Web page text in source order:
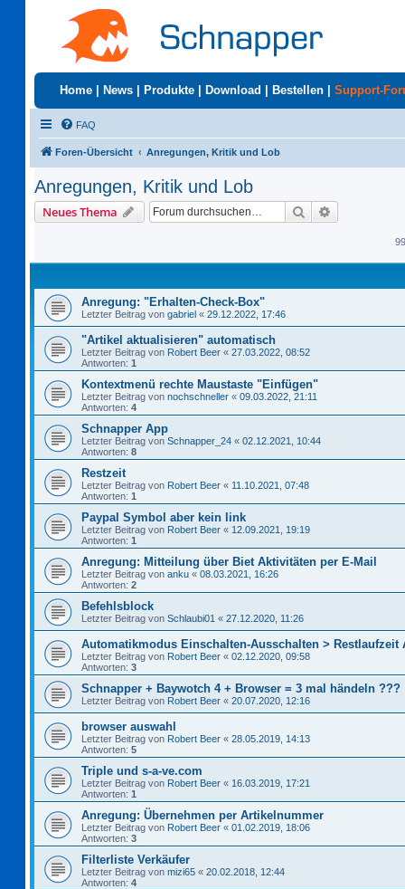
Home News Produkte Download Bestellen Support-
FAQ
Foren-Übersicht Anregungen, Kritik und Lob
Anregungen, Kritik und Lob
Neues Thema Suche
Anregung: "Erhalten-Check-Box"
Letzter Beitrag von gabriel « 29.12.2022, 17:46
"Artikel aktualisieren" automatisch
Letzter Beitrag von Robert Beer « 27.03.2022, 08:52
Antworten: 1
Kontextmenü rechte Maustaste "Einfügen"
Letzter Beitrag von nochschneller « 09.03.2022, 21:11
Antworten: 4
Schnapper App
Letzter Beitrag von Schnapper_24 « 02.12.2021, 10:44
Antworten: 8
Restzeit
Letzter Beitrag von Robert Beer « 11.10.2021, 07:48
Antworten: 1
Paypal Symbol aber kein link
Letzter Beitrag von Robert Beer « 12.09.2021, 19:19
Antworten: 1
Anregung: Mitteilung über Biet Aktivitäten per E-Mail
Letzter Beitrag von anku « 08.03.2021, 16:26
Antworten: 2
Befehlsblock
Letzter Beitrag von Schlaubi01 « 27.12.2020, 11:26
Automatikmodus Einschalten-Ausschalten > Restlaufzeit
Letzter Beitrag von Robert Beer « 02.12.2020, 09:58
Antworten: 3
Schnapper + Baywotch 4 + Browser = 3 mal händeln ???
Letzter Beitrag von Robert Beer « 20.07.2020, 12:16
browser auswahl
Letzter Beitrag von Robert Beer « 28.05.2019, 14:13
Antworten: 5
Triple und s-a-ve.com
Letzter Beitrag von Robert Beer « 16.03.2019, 17:21
Antworten: 1
Anregung: Übernehmen per Artikelnummer
Letzter Beitrag von Robert Beer « 01.02.2019, 18:06
Antworten: 3
Filterliste Verkäufer
Letzter Beitrag von mizi65 « 20.02.2018, 12:44
Antworten: 4